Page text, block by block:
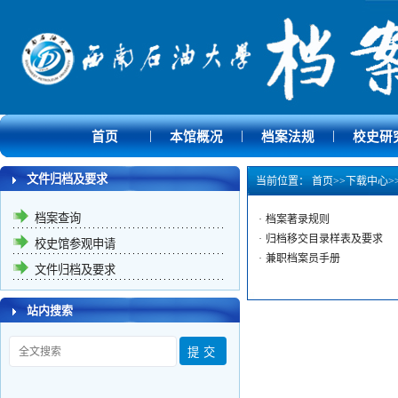
首页 | 本馆概况 | 档案法规 | 校史研
文件归档及要求
档案查询
校史馆参观申请
文件归档及要求
站内搜索
当前位置： 首页>> 下载中心
· 档案著录规则
· 归档移交目录样表及要求
· 兼职档案员手册